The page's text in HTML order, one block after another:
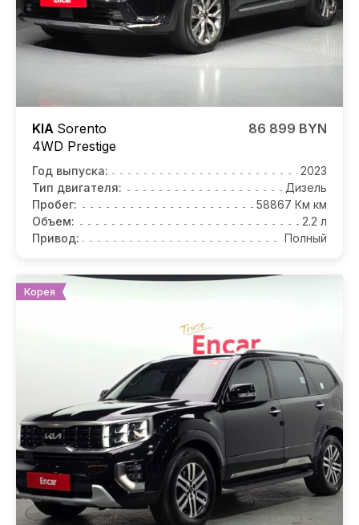
KIA Sorento
4WD Prestige
86 899 BYN
Год выпуска:
2023
Тип двигателя:
Дизель
Пробег:
58867 Км км
Объем:
2.2 л
Привод:
Полный
Корея